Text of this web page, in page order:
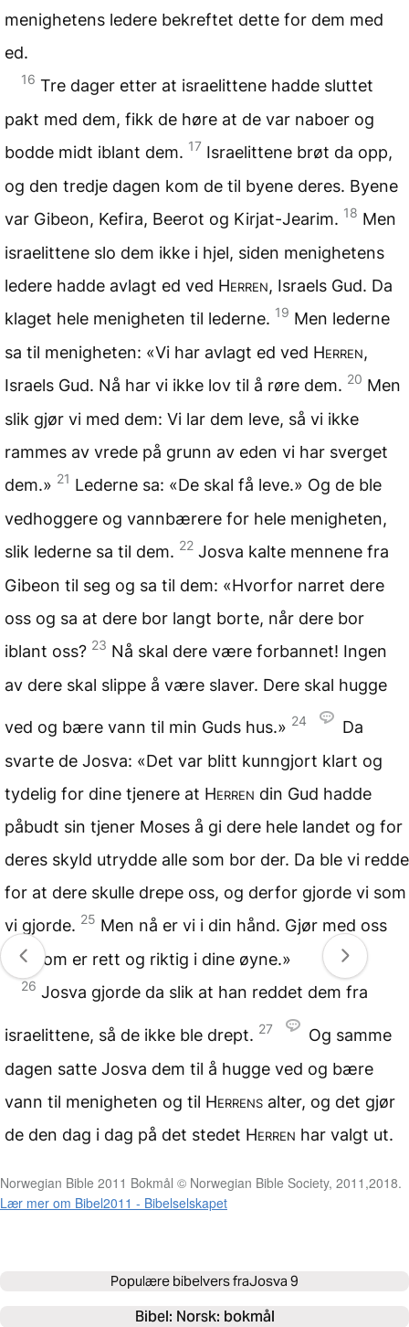
menighetens ledere bekreftet dette for dem med
ed.
16 Tre dager etter at israelittene hadde sluttet
pakt med dem, fikk de høre at de var naboer og
bodde midt iblant dem. 17 Israelittene brøt da opp,
og den tredje dagen kom de til byene deres. Byene
var Gibeon, Kefira, Beerot og Kirjat-Jearim. 18 Men
israelittene slo dem ikke i hjel, siden menighetens
ledere hadde avlagt ed ved Herren, Israels Gud. Da
klaget hele menigheten til lederne. 19 Men lederne
sa til menigheten: «Vi har avlagt ed ved Herren,
Israels Gud. Nå har vi ikke lov til å røre dem. 20 Men
slik gjør vi med dem: Vi lar dem leve, så vi ikke
rammes av vrede på grunn av eden vi har sverget
dem.» 21 Lederne sa: «De skal få leve.» Og de ble
vedhoggere og vannbærere for hele menigheten,
slik lederne sa til dem. 22 Josva kalte mennene fra
Gibeon til seg og sa til dem: «Hvorfor narret dere
oss og sa at dere bor langt borte, når dere bor
iblant oss? 23 Nå skal dere være forbannet! Ingen
av dere skal slippe å være slaver. Dere skal hugge
ved og bære vann til min Guds hus.» 24
Da
svarte de Josva: «Det var blitt kunngjort klart og
tydelig for dine tjenere at Herren din Gud hadde
påbudt sin tjener Moses å gi dere hele landet og for
deres skyld utrydde alle som bor der. Da ble vi redde
for at dere skulle drepe oss, og derfor gjorde vi som
vi gjorde. 25 Men nå er vi i din hånd. Gjør med oss
det som er rett og riktig i dine øyne.»
26 Josva gjorde da slik at han reddet dem fra
israelittene, så de ikke ble drept. 27
Og samme
dagen satte Josva dem til å hugge ved og bære
vann til menigheten og til Herrens alter, og det gjør
de den dag i dag på det stedet Herren har valgt ut.
Norwegian Bible 2011 Bokmål © Norwegian Bible Society, 2011,2018.
Lær mer om Bibel2011 - Bibelselskapet
Populære bibelvers fraJosva 9
Bibel: Norsk: bokmål